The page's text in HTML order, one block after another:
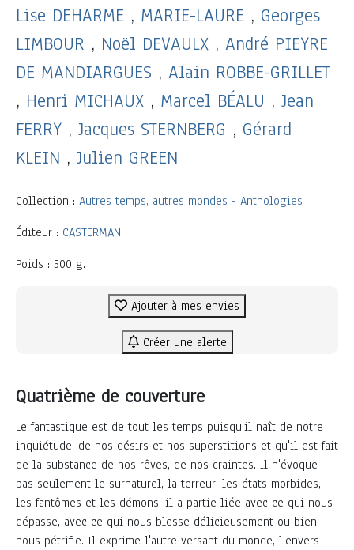
Lise DEHARME , MARIE-LAURE , Georges
LIMBOUR , Noël DEVAULX , André PIEYRE
DE MANDIARGUES , Alain ROBBE-GRILLET
, Henri MICHAUX , Marcel BÉALU , Jean
FERRY , Jacques STERNBERG , Gérard
KLEIN , Julien GREEN
Collection : Autres temps, autres mondes - Anthologies
Éditeur : CASTERMAN
Poids : 500 g.
Ajouter à mes envies
Créer une alerte
Quatrième de couverture
Le fantastique est de tout les temps puisqu'il naît de notre
inquiétude, de nos désirs et nos superstitions et qu'il est fait
de la substance de nos rêves, de nos craintes. Il n'évoque
pas seulement le surnaturel, la terreur, les états morbides,
les fantômes et les démons, il a partie liée avec ce qui nous
dépasse, avec ce qui nous blesse délicieusement ou bien
nous pétrifie. Il exprime l'autre versant du monde, l'envers